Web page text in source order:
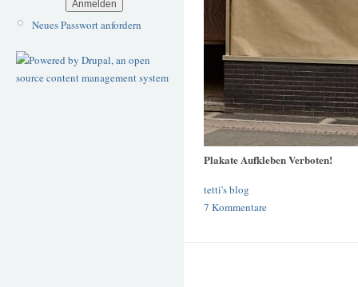
Neues Passwort anfordern
Plakate Aufkleben Verboten!
tetti's blog
7 Kommentare